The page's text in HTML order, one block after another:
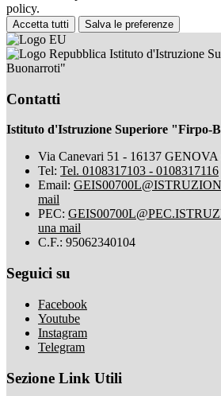
policy.
Accetta tutti Salva le preferenze
Istituto d'Istruzione
Buonarroti"
Contatti
Istituto d'Istruzione Superiore "Firpo-
Via Canevari 51 - 16137 GENOVA
Tel: Tel. 0108317103 - 0108317116
Email:
mail
PEC:
una mail
C.F.: 95062340104
Seguici su
Facebook
Youtube
Instagram
Telegram
Sezione Link Utili